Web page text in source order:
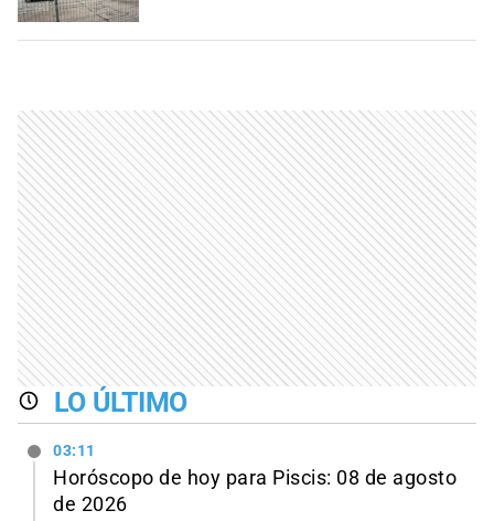
LO ÚLTIMO
03:11
Horóscopo de hoy para Piscis: 08 de agosto
de 2026